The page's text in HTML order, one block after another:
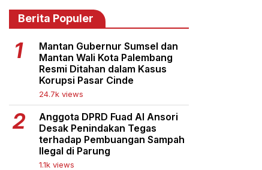
Berita Populer
Mantan Gubernur Sumsel dan
Mantan Wali Kota Palembang
Resmi Ditahan dalam Kasus
Korupsi Pasar Cinde
24.7k views
Anggota DPRD Fuad Al Ansori
Desak Penindakan Tegas
terhadap Pembuangan Sampah
Ilegal di Parung
1.1k views